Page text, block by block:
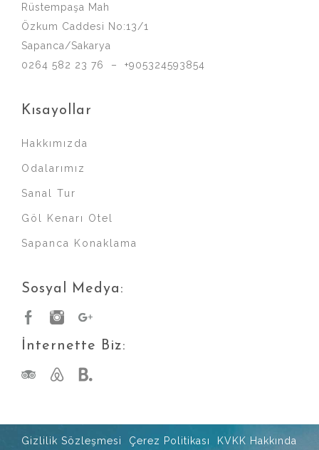
Rüstempaşa Mah
Özkum Caddesi No:13/1
Sapanca/Sakarya
0264 582 23 76 – +905324593854
Kısayollar
Hakkımızda
Odalarımız
Sanal Tur
Göl Kenarı Otel
Sapanca Konaklama
Sosyal Medya:
İnternette Biz:
Gizlilik Sözleşmesi Çerez Politikası KVKK Hakkında